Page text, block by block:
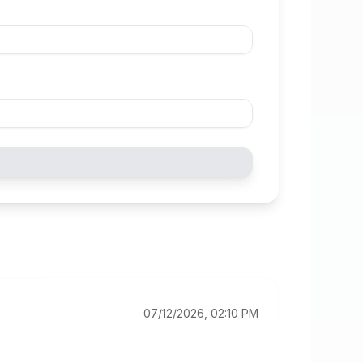
07/12/2026, 02:10 PM